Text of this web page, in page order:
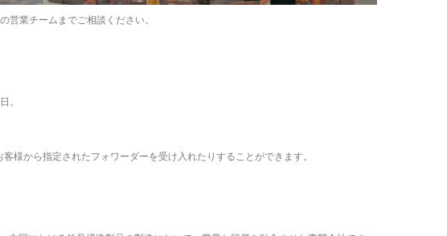
業チームまでご相談ください。
。
様から指定されたフォワーダーを受け入れたりすることができます。